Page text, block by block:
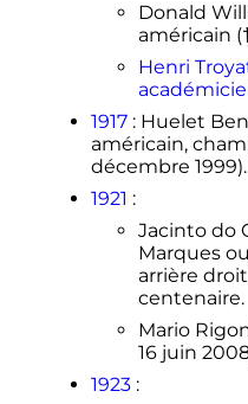
Donald
américain
Henri
1917 : Huelet
américain,
décembre 1999).
1921 :
Jacinto do
Marques
arrière
centenaire.
Mario
16 juin
1923 :